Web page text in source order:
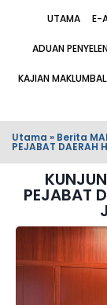
UTAMA E-
ADUAN
KAJIAN
Utama » Berita
PEJABAT
PEJABAT